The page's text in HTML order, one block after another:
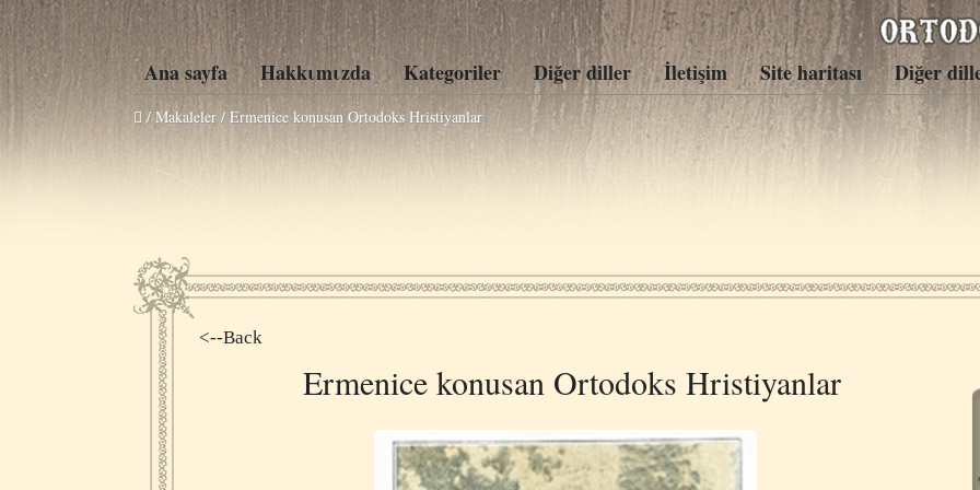
Ana sayfa Hakkιmιzda Kategoriler Diğer diller İletişim Site haritası Diğer
/ Makaleler /Ermenice konusan Ortodoks Hristiyanlar
<--Back
Ermenice konusan Ortodoks Hristiyanlar